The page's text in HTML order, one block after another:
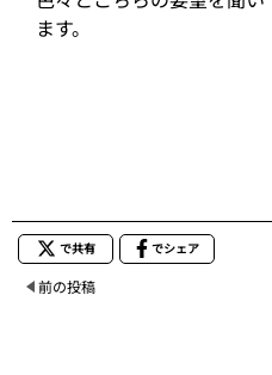
ます。
で共有 でシェア
前の投稿